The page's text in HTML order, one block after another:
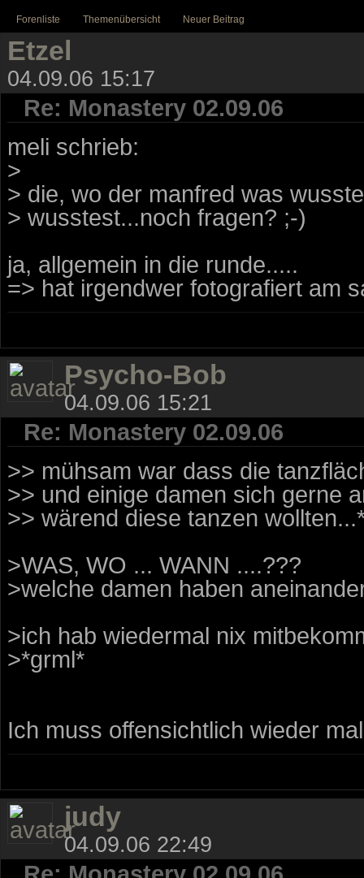
Forenliste Themenübersicht Neuer Beitrag
Etzel
04.09.06 15:17
Re: Monastery 02.09.06
meli schrieb:
>
> die, wo der manfred was
> wusstest...noch fragen? ;-)
ja, allgemein in die runde.....
=> hat irgendwer fotografiert am
Psycho-Bob
04.09.06 15:21
Re: Monastery 02.09.06
>> mühsam war dass die
>> und einige damen sich gerne
>> wärend diese tanzen
>WAS, WO ... WANN ....???
>welche damen haben
>ich hab wiedermal nix
>*grml*
Ich muss offensichtlich wieder
judy
04.09.06 22:49